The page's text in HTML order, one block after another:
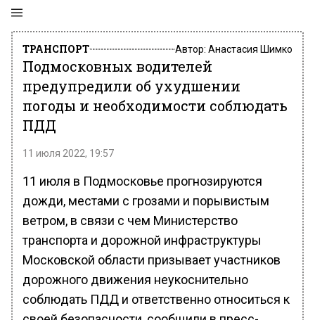
ТРАНСПОРТ Автор: Анастасия Шимко
Подмосковных водителей
предупредили об ухудшении
погоды и необходимости соблюдать
ПДД
11 июля 2022, 19:57
11 июля в Подмосковье прогнозируются
дожди, местами с грозами и порывистым
ветром, в связи с чем Министерство
транспорта и дорожной инфраструктуры
Московской области призывает участников
дорожного движения неукоснительно
соблюдать ПДД и ответственно относиться к